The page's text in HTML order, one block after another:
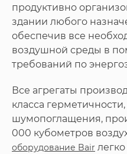
продуктивно
здании любого
обеспечив все
воздушной среды в
требований по
Все агрегаты
класса
шумопоглащения,
000 кубометров
оборудование Bair